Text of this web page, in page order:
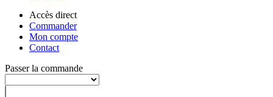
Accès direct
Commander
Mon compte
Contact
Passer la commande